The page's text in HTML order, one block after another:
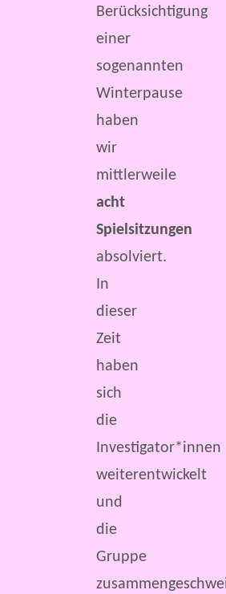
Berücksichtigung
einer
sogenannten
Winterpause
haben
wir
mittlerweile
acht
Spielsitzungen
absolviert.
In
dieser
Zeit
haben
sich
die
Investigator*innen
weiterentwickelt
und
die
Gruppe